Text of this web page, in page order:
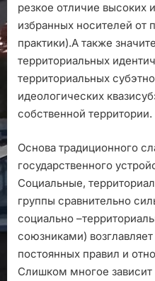
резкое отличие высоких
избранных носителей от
практики).А также
территориальных
территориальных
идеологических
собственной территории.
Основа традиционного
государственного
Социальные,
группы сравнительно
социально
союзниками)
постоянных правил и
Слишком многое